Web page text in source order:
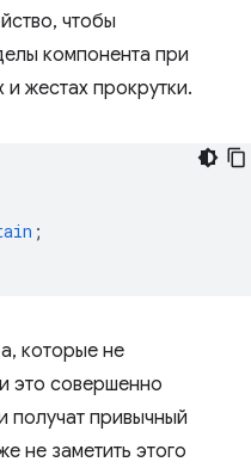
чтобы
компонента при
жестах прокрутки.
;
которые не
это совершенно
получат привычный
не заметить этого